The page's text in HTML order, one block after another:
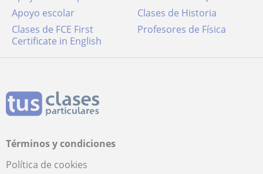
Apoyo escolar
Clases de Historia
Clases de FCE First
Certificate in English
Profesores de Física
Términos y condiciones
Política de cookies